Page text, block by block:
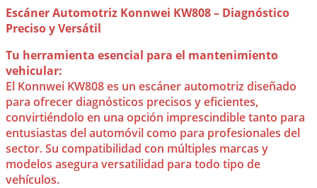
Escáner Automotriz Konnwei KW808 – Diagnóstico
Preciso y Versátil
Tu herramienta esencial para el mantenimiento
vehicular:
El Konnwei KW808 es un escáner automotriz diseñado
para ofrecer diagnósticos precisos y eficientes,
convirtiéndolo en una opción imprescindible tanto para
entusiastas del automóvil como para profesionales del
sector. Su compatibilidad con múltiples marcas y
modelos asegura versatilidad para todo tipo de
vehículos.